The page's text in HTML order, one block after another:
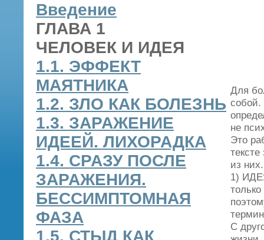
Введение
ГЛАВА 1
ЧЕЛОВЕК И ИДЕЯ
1.1. ЭФФЕКТ
МАЯТНИКА
1.2. ЗЛО КАК БОЛЕЗНЬ
1.3. ЗАРАЖЕНИЕ
ИДЕЕЙ. ЛИХОРАДКА
1.4. СРАЗУ ПОСЛЕ
ЗАРАЖЕНИЯ.
БЕССИМПТОМНАЯ
ФАЗА
1.5. СТЫД КАК
Для
собой.
не
Это
из них.
1)
С